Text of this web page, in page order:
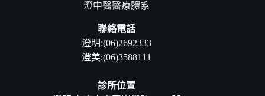
澄中醫醫療體系
聯絡電話
澄明:(06)2692333
澄美:(06)3588111
診所位置